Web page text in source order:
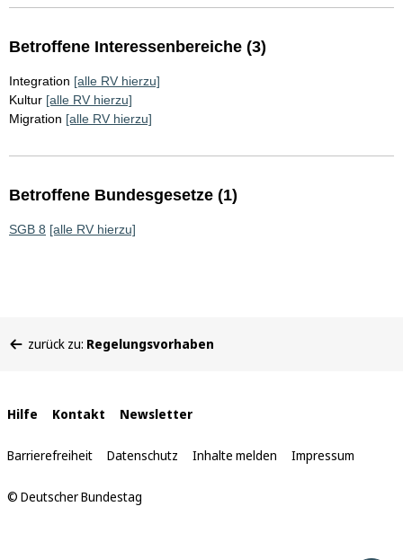
Betroffene Interessenbereiche (3)
Integration [alle RV hierzu]
Kultur [alle RV hierzu]
Migration [alle RV hierzu]
Betroffene Bundesgesetze (1)
SGB 8 [alle RV hierzu]
befinden
zurück zu: Regelungsvorhaben
Interne
Links
Hilfe Kontakt Newsletter
Barrierefreiheit Datenschutz Inhalte melden Impressum
© Deutscher Bundestag